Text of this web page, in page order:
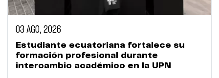
03 AGO, 2026
Estudiante ecuatoriana fortalece su
formación profesional durante
intercambio académico en la UPN